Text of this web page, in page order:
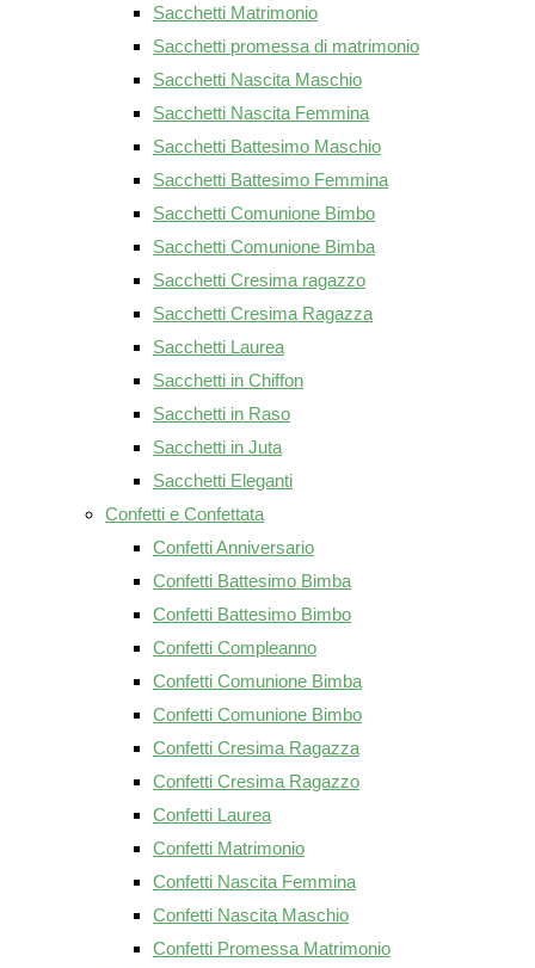
Sacchetti Matrimonio
Sacchetti promessa di matrimonio
Sacchetti Nascita Maschio
Sacchetti Nascita Femmina
Sacchetti Battesimo Maschio
Sacchetti Battesimo Femmina
Sacchetti Comunione Bimbo
Sacchetti Comunione Bimba
Sacchetti Cresima ragazzo
Sacchetti Cresima Ragazza
Sacchetti Laurea
Sacchetti in Chiffon
Sacchetti in Raso
Sacchetti in Juta
Sacchetti Eleganti
Confetti e Confettata
Confetti Anniversario
Confetti Battesimo Bimba
Confetti Battesimo Bimbo
Confetti Compleanno
Confetti Comunione Bimba
Confetti Comunione Bimbo
Confetti Cresima Ragazza
Confetti Cresima Ragazzo
Confetti Laurea
Confetti Matrimonio
Confetti Nascita Femmina
Confetti Nascita Maschio
Confetti Promessa Matrimonio